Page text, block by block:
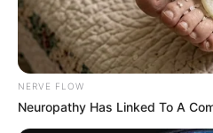
NERVE FLOW
Neuropathy Has Linked To A